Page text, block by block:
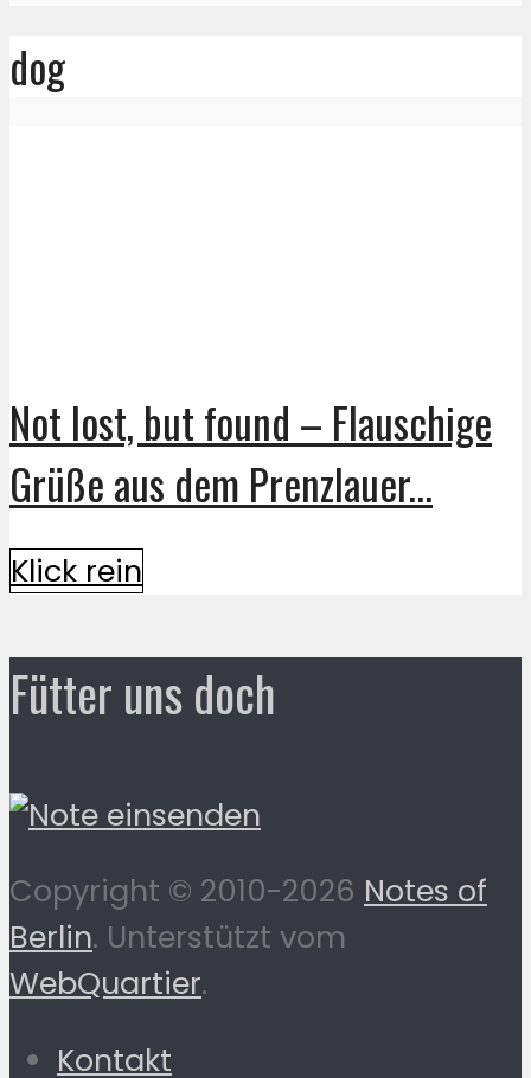
dog
Not lost, but found – Flauschige
Grüße aus dem Prenzlauer...
Klick rein
Fütter uns doch
Copyright © 2010-2026 Notes of
Berlin. Unterstützt vom
WebQuartier.
Kontakt